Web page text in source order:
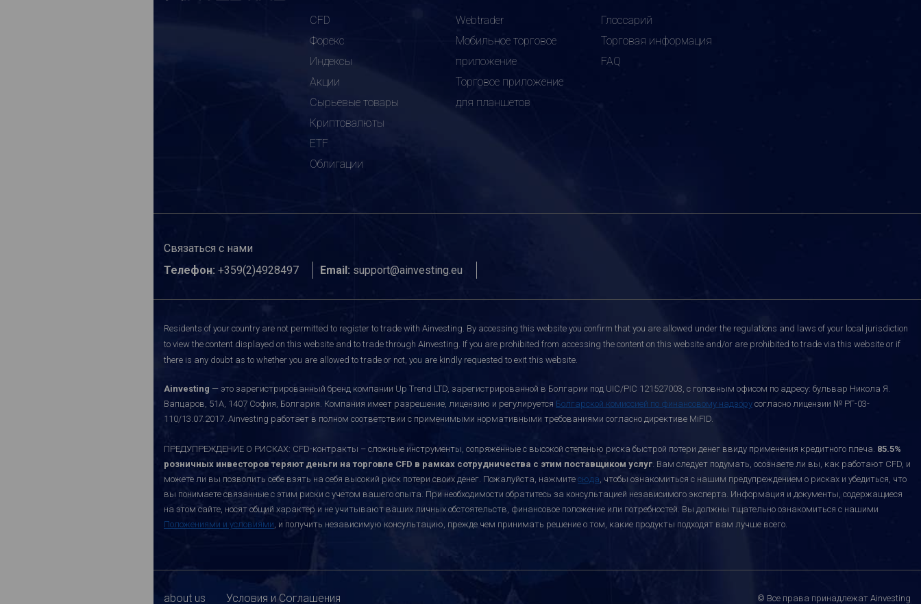
CFD
Форекс
Индексы
Акции
Сырьевые товары
Криптовалюты
ETF
Облигации
Webtrader
Мобильное торговое
приложение
Торговое приложение
для планшетов
Глоссарий
Торговая информация
FAQ
Связаться с нами
Телефон: +359(2)4928497 Email: support@ainvesting.eu
Residents of your country are not permitted to register to trade with Ainvesting. By accessing this website you confirm that you are allowed under the regulations and laws of your local jurisdiction
to view the content displayed on this website and to trade through Ainvesting. If you are prohibited from accessing the content on this website and/or are prohibited to trade via this website or if
there is any doubt as to whether you are allowed to trade or not, you are kindly requested to exit this website.
Ainvesting — это зарегистрированный бренд компании Up Trend LTD, зарегистрированной в Болгарии под UIC/PIC 121527003, с головным офисом по адресу: бульвар Никола Я.
Вапцаров, 51A, 1407 София, Болгария. Компания имеет разрешение, лицензию и регулируется Болгарской комиссией по финансовому надзору согласно лицензии № РГ-03-
110/13.07.2017. Ainvesting работает в полном соответствии с применимыми нормативными требованиями согласно директиве MiFID.
ПРЕДУПРЕЖДЕНИЕ О РИСКАХ: CFD-контракты – сложные инструменты, сопряжённые с высокой степенью риска быстрой потери денег ввиду применения кредитного плеча. 85.5%
розничных инвесторов теряют деньги на торговле CFD в рамках сотрудничества с этим поставщиком услуг. Вам следует подумать, осознаете ли вы, как работают CFD, и
можете ли вы позволить себе взять на себя высокий риск потери своих денег. Пожалуйста, нажмите сюда, чтобы ознакомиться с нашим предупреждением о рисках и убедиться, что
вы понимаете связанные с этим риски с учетом вашего опыта. При необходимости обратитесь за консультацией независимого эксперта. Информация и документы, содержащиеся
на этом сайте, носят общий характер и не учитывают ваших личных обстоятельств, финансовое положение или потребностей. Вы должны тщательно ознакомиться с нашими
Положениями и условиями, и получить независимую консультацию, прежде чем принимать решение о том, какие продукты подходят вам лучше всего.
about us Условия и Соглашения © Все права принадлежат Ainvesting